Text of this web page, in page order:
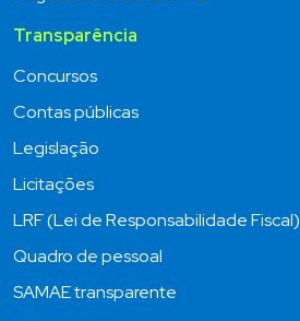
Transparência
Concursos
Contas públicas
Legislação
Licitações
LRF (Lei de Responsabilidade Fiscal)
Quadro de pessoal
SAMAE transparente